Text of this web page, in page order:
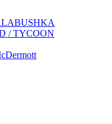
/ TYCOON